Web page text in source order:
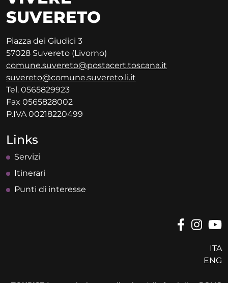
SUVERETO
Piazza dei Giudici 3
57028 Suvereto (Livorno)
comune.suvereto@postacert.toscana.it
suvereto@comune.suvereto.li.it
Tel. 0565829923
Fax 0565828002
P.IVA 00218220499
Links
Servizi
Itinerari
Punti di interesse
ITA
ENG